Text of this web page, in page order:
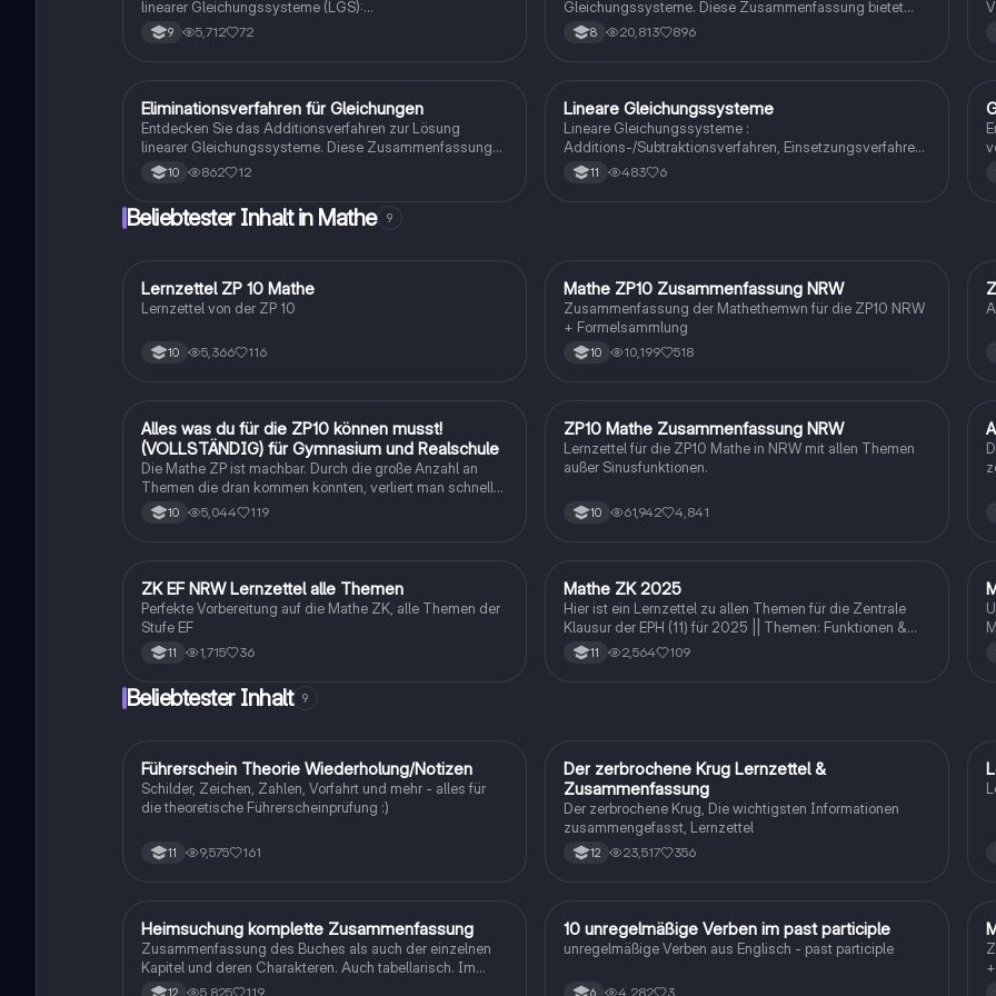
linearer Gleichungssysteme (LGS):
Gleichsetzungsverfahren, Einsetzungsverfahren und
Additionsverfahren. Diese Zusammenfassung bietet
die sich auf Prüfungen vorbereiten oder ihr Verständnis
vertiefen möchten.
9 5,712 72
Gleichungssysteme. Diese Zusammenfassung bietet
Schritt-für-Schritt-Anleitungen und Beispiele, um die
Anwendung des Verfahrens zu verstehen. Ideal für
8 20,813 896
Mathe
Eliminationsverfahren für Gleichungen
Entdecken Sie das Additionsverfahren zur Lösung
linearer Gleichungssysteme. Diese Zusammenfassung
bietet eine Schritt-für-Schritt-Erklärung der Methode,
inklusive Beispielen und Lösungen für verschiedene
Gleichungssysteme. Ideal für Studierende, die ihre
Fähigkeiten in der Mathematik verbessern möchten.
10 862 12
Mathe
Lineare Gleichungssysteme
Lineare Gleichungssysteme :
Additions-/Subtraktionsverfahren, Einsetzungsverfahren,
Gleichsetzungsverfahren
11 483 6
Beliebtester Inhalt in Mathe 9
Mathe
Lernzettel ZP 10 Mathe
Lernzettel von der ZP 10
10 5,366 116
Mathe
Mathe ZP10 Zusammenfassung NRW
Zusammenfassung der Mathethemwn für die ZP10 NRW
+ Formelsammlung
10 10,199 518
Mathe
Alles was du für die ZP10 können musst!
(VOLLSTÄNDIG) für Gymnasium und Realschule
Die Mathe ZP ist machbar. Durch die große Anzahl an
Themen die dran kommen könnten, verliert man schnell
den Überblick. Also habe ich von den kleinsten Themen
bis hin zu den größten alles zusammengefasst <3.
10 5,044 119
Mathe
ZP10 Mathe Zusammenfassung NRW
Lernzettel für die ZP10 Mathe in NRW mit allen Themen
außer Sinusfunktionen.
10 61,942 4,841
Mathe
ZK EF NRW Lernzettel alle Themen
Perfekte Vorbereitung auf die Mathe ZK, alle Themen der
Stufe EF
11 1,715 36
Mathe
Mathe ZK 2025
Hier ist ein Lernzettel zu allen Themen für die Zentrale
Klausur der EPH (11) für 2025 || Themen: Funktionen &
Vektoren
11 2,564 109
Beliebtester Inhalt 9
Lerntipps
Führerschein Theorie Wiederholung/Notizen
Schilder, Zeichen, Zahlen, Vorfahrt und mehr - alles für
die theoretische Führerscheinprüfung :)
11 9,575 161
Deutsch
Der zerbrochene Krug Lernzettel &
Zusammenfassung
Der zerbrochene Krug, Die wichtigsten Informationen
zusammengefasst, Lernzettel
12 23,517 356
Deutsch
Heimsuchung komplette Zusammenfassung
Zusammenfassung des Buches als auch der einzelnen
Kapitel und deren Charakteren. Auch tabellarisch. Im
Unterricht ohne KI erstellt
5,825 119
1 Englisch
10 unregelmäßige Verben im past participle
unregelmäßige Verben aus Englisch - past participle
4,282 3